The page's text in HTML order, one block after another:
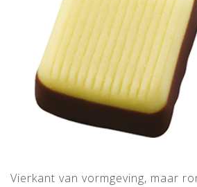
Vierkant van vormgeving, maar